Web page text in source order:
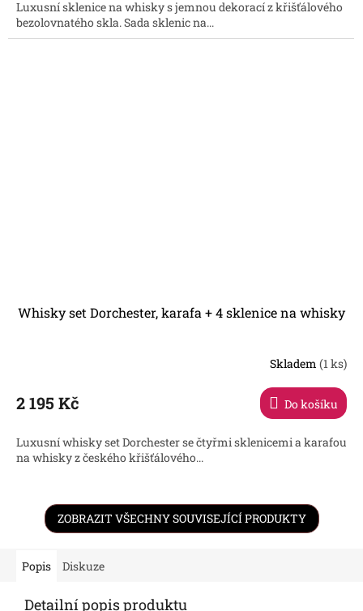
Luxusní sklenice na whisky s jemnou dekorací z křišťálového
bezolovnatého skla. Sada sklenic na...
Whisky set Dorchester, karafa + 4 sklenice na whisky
produktu
je
z
5
Skladem(1 ks)
2 195 Kč Do košíku
Luxusní whisky set Dorchester se čtyřmi sklenicemi a karafou
na whisky z českého křišťálového...
ZOBRAZIT VŠECHNY SOUVISEJÍCÍ PRODUKTY
Popis Diskuze
Detailní popis produktu